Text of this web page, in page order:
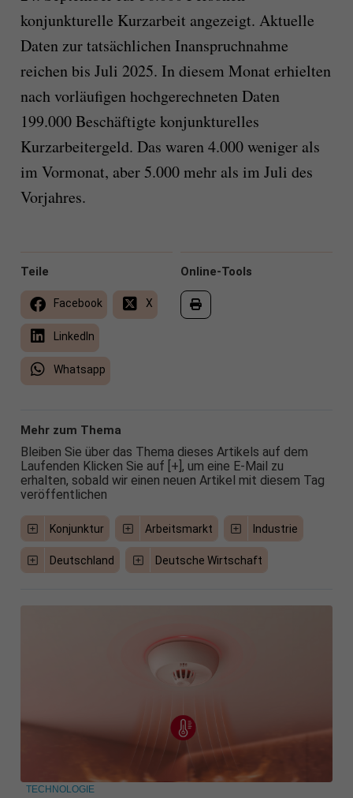
konjunkturelle Kurzarbeit angezeigt. Aktuelle
Daten zur tatsächlichen Inanspruchnahme
reichen bis Juli 2025. In diesem Monat erhielten
nach vorläufigen hochgerechneten Daten
199.000 Beschäftigte konjunkturelles
Kurzarbeitergeld. Das waren 4.000 weniger als
im Vormonat, aber 5.000 mehr als im Juli des
Vorjahres.
Online-Tools
Teile
Facebook X
LinkedIn
Whatsapp
Mehr zum Thema
Bleiben Sie über das Thema dieses Artikels auf dem
Laufenden Klicken Sie auf [+], um eine E-Mail zu
erhalten, sobald wir einen neuen Artikel mit diesem Tag
veröffentlichen
Konjunktur Arbeitsmarkt Industrie
Deutschland Deutsche Wirtschaft
TECHNOLOGIE